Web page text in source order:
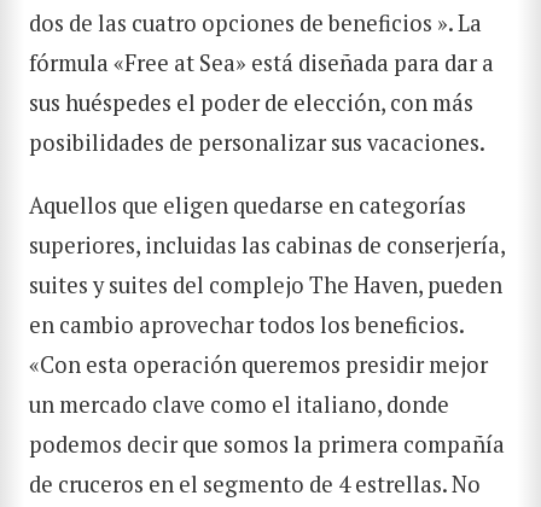
dos de las cuatro opciones de beneficios ». La
fórmula «Free at Sea» está diseñada para dar a
sus huéspedes el poder de elección, con más
posibilidades de personalizar sus vacaciones.
Aquellos que eligen quedarse en categorías
superiores, incluidas las cabinas de conserjería,
suites y suites del complejo The Haven, pueden
en cambio aprovechar todos los beneficios.
«Con esta operación queremos presidir mejor
un mercado clave como el italiano, donde
podemos decir que somos la primera compañía
de cruceros en el segmento de 4 estrellas. No